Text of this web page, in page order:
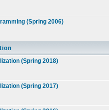
(Spring 2006)
(Spring 2018)
(Spring 2017)